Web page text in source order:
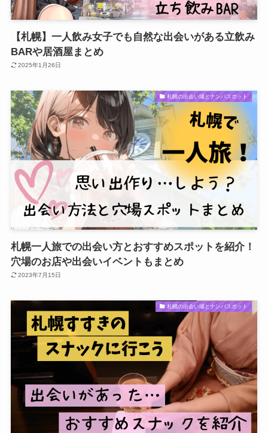
【札幌】一人飲み女子でも自然な出会いがある立飲み
BARや居酒屋まとめ
2025年1月26日
札幌の出会い場とナンパスポット
札幌一人旅での出会い方とおすすめスポットを紹介！
穴場のお店や出会いイベントもまとめ
2023年7月15日
札幌の出会い場とナンパスポット